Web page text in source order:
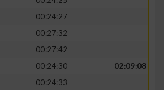
00:24:27
00:27:32
00:27:42
00:24:30
02:09:08
00:24:33